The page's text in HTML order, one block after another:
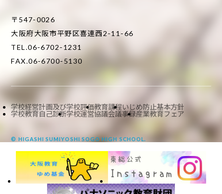
〒547-0026
大阪府大阪市平野区喜連西2-11-66
TEL.06-6702-1231
FAX.06-6700-5130
学校経営計画及び学校評価教育課程いじめ防止基本方針
学校教育自己診断学校運営協議会議事録産業教育フェア
© HIGASHI SUMIYOSHI SOGO HIGH SCHOOL.